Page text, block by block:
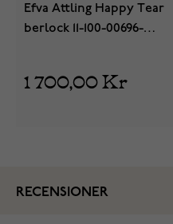
Efva Attling Happy Tear
berlock 11-100-00696-
1 700,00 Kr
RECENSIONER